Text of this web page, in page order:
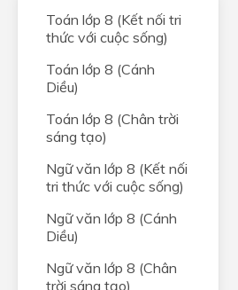
Toán lớp 8 (Kết nối tri
thức với cuộc sống)
Toán lớp 8 (Cánh
Diều)
Toán lớp 8 (Chân trời
sáng tạo)
Ngữ văn lớp 8 (Kết nối
tri thức với cuộc sống)
Ngữ văn lớp 8 (Cánh
Diều)
Ngữ văn lớp 8 (Chân
trời sáng tạo)